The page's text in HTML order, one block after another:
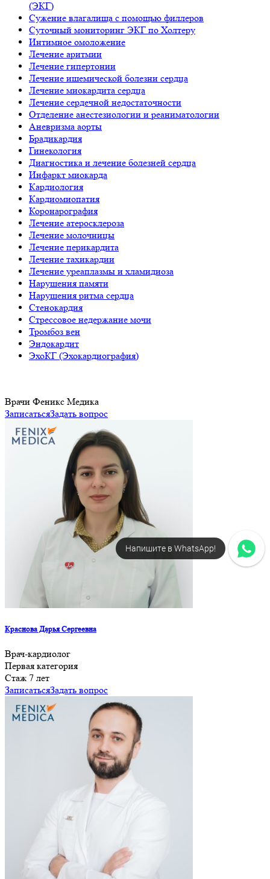
(ЭКГ)
Сужение влагалища с помощью филлеров
Суточный мониторинг ЭКГ по Холтеру
Интимное омоложение
Лечение аритмии
Лечение гипертонии
Лечение ишемической болезни сердца
Лечение миокардита сердца
Лечение сердечной недостаточности
Отделение анестезиологии и реаниматологии
Аневризма аорты
Брадикардия
Гинекология
Диагностика и лечение болезней сердца
Инфаркт миокарда
Кардиология
Кардиомиопатия
Коронарография
Лечение атеросклероза
Лечение молочницы
Лечение перикардита
Лечение тахикардии
Лечение уреаплазмы и хламидиоза
Нарушения памяти
Нарушения ритма сердца
Стенокардия
Стрессовое недержание мочи
Тромбоз вен
Эндокардит
ЭхоКГ (Эхокардиография)
Врачи Феникс Медика
ЗаписатьсяЗадать вопрос
Краснова Дарья Сергеевна
Врач-кардиолог
Первая категория
Стаж 7 лет
ЗаписатьсяЗадать вопрос
Напишите в WhatsApp!